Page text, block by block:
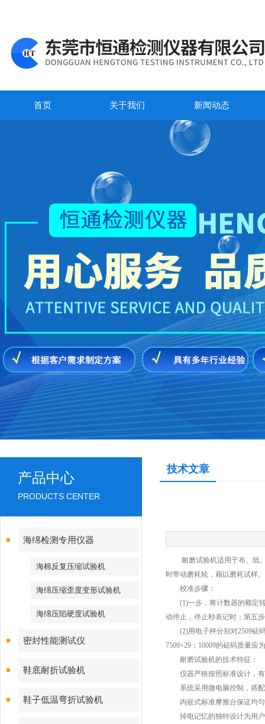
首页 关于我们 新闻动态
产品中心
PRODUCTS CENTER
海绵检测专用仪器
海棉反复压缩试验机
海绵压缩歪度变形试验机
海绵压陷硬度试验机
密封性能测试仪
鞋底耐折试验机
鞋子低温弯折试验机
技术文章
耐磨试验机适用于布、纸、
时带动磨耗轮，藉以磨耗试样。
校准步骤：
(1)一步，将计数器的额定转
动停止，停止秒表记时；第五
(2)用电子秤分别对2509砝码
7509+29；10009的砝码质量应
耐磨试验机的技术特征：
仪器严格按照标准设计，有
系统采用微电脑控制，搭配
内嵌式标准摩擦台保证均匀
掉电记忆的独特设计为用户